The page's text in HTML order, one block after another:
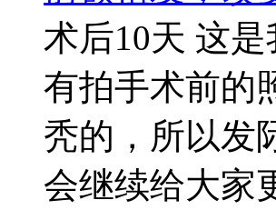
术后10天 这
有拍手术前的
秃的，所以发
会继续给大家